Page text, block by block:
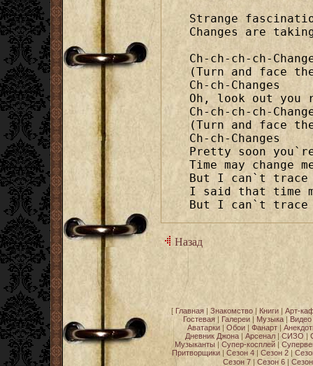
Strange
Changes are
Ch-ch-ch-ch-
(Turn and face
Ch-ch-Changes
Oh, look out
Ch-ch-ch-ch-
(Turn and face
Ch-ch-Changes
Pretty soon
Time may change
But I can`t trace
I said that time
But I can`t
Назад
[ Главная| Знакомство| Книги| Арт-
Гостевая
Галереи Музыка Видео
Аватарки
Обои Фанарт
Дневник Джона| Арсенал| СИЗО
Музыканты
Супер-косплей
Притворщики
Сезон 4 Сезон 2
Сезон 7| Сезон 6|